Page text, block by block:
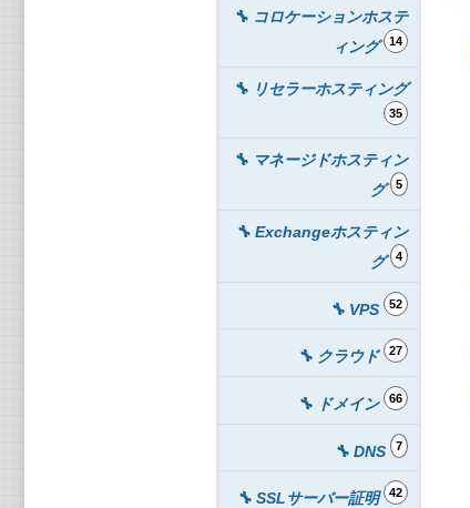
🔧 コロケーションホステ
ィング 14
🔧 リセラーホスティング
35
🔧 マネージドホスティン
グ 5
🔧 Exchangeホスティン
グ 4
🔧 VPS 52
🔧 クラウド 27
🔧 ドメイン 66
🔧 DNS 7
🔧 SSLサーバー証明 42